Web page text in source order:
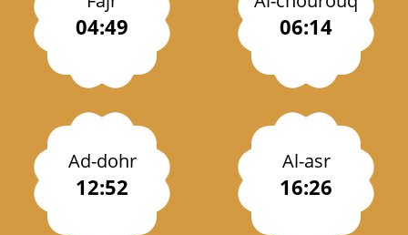
04:49 06:14
Ad-dohr
12:52
Al-asr
16:26